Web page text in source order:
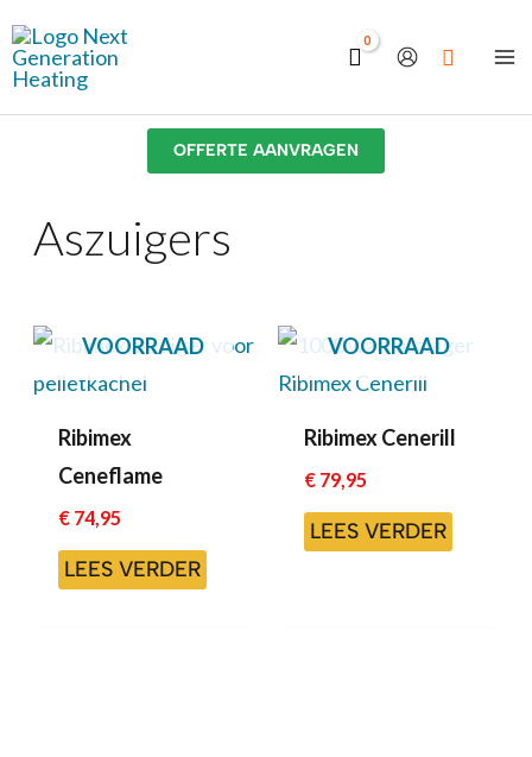
naar
de
OFFERTE AANVRAGEN
Aszuigers
VOORRAAD
Ribimex
Ceneflame
€ 74,95
LEES VERDER
VOORRAAD
Ribimex Cenerill
€79,95
LEES VERDER